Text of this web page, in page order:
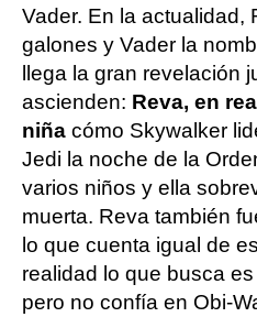
Vader. En la actualidad,
galones y Vader la
llega la gran revelación
ascienden: Reva, en
niña cómo Skywalker
Jedi la noche de la
varios niños y ella
muerta. Reva también
lo que cuenta igual de
realidad lo que busca
pero no confía en Obi-